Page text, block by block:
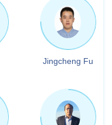
Jingcheng Fu